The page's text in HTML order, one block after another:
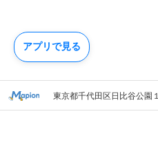
東京都千代田区日比谷公園１
アプリで見る